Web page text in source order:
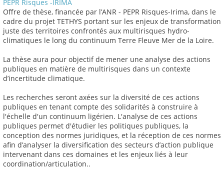
PEPR Risques -IRIMA
Offre de thèse, financée par l’ANR - PEPR Risques-Irima, dans le
cadre du projet TETHYS portant sur les enjeux de transformation
juste des territoires confrontés aux multirisques hydro-
climatiques le long du continuum Terre Fleuve Mer de la Loire.
La thèse aura pour objectif de mener une analyse des actions
publiques en matière de multirisques dans un contexte
d’incertitude climatique.
Les recherches seront axées sur la diversité de ces actions
publiques en tenant compte des solidarités à construire à
l'échelle d'un continuum ligérien. L'analyse de ces actions
publiques permet d'étudier les politiques publiques, la
conception des normes juridiques, et la réception de ces normes
afin d’analyser la diversification des secteurs d’action publique
intervenant dans ces domaines et les enjeux liés à leur
coordination/articulation..